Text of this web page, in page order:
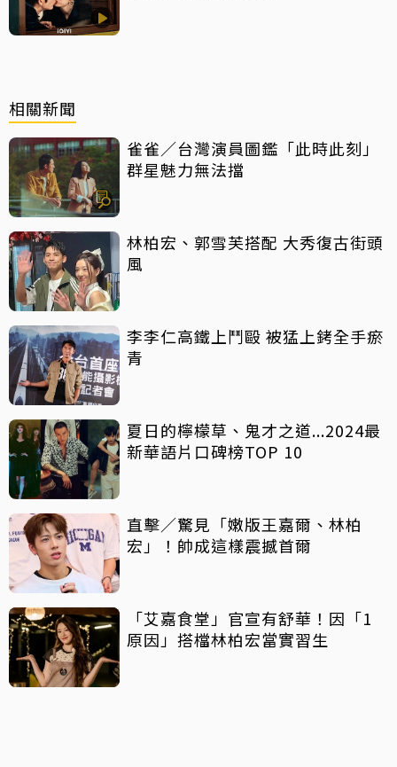
相關新聞
雀雀／台灣演員圖鑑「此時此刻」
群星魅力無法擋
林柏宏、郭雪芙搭配 大秀復古街頭
風
李李仁高鐵上鬥毆 被猛上銬全手瘀
青
夏日的檸檬草、鬼才之道...2024最
新華語片口碑榜TOP 10
直擊／驚見「嫩版王嘉爾、林柏
宏」！帥成這樣震撼首爾
「艾嘉食堂」官宣有舒華！因「1
原因」搭檔林柏宏當實習生